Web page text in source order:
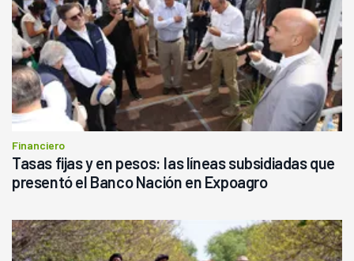
Financiero
Tasas fijas y en pesos: las líneas subsidiadas que
presentó el Banco Nación en Expoagro